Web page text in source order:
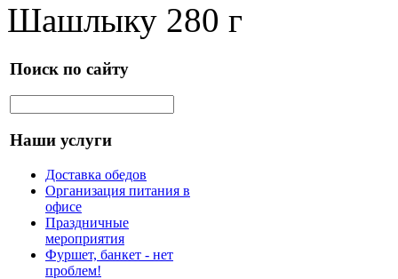
Шашлыку 280 г
Поиск по сайту
Наши услуги
Доставка обедов
Организация питания в
офисе
Праздничные
мероприятия
Фуршет, банкет - нет
проблем!